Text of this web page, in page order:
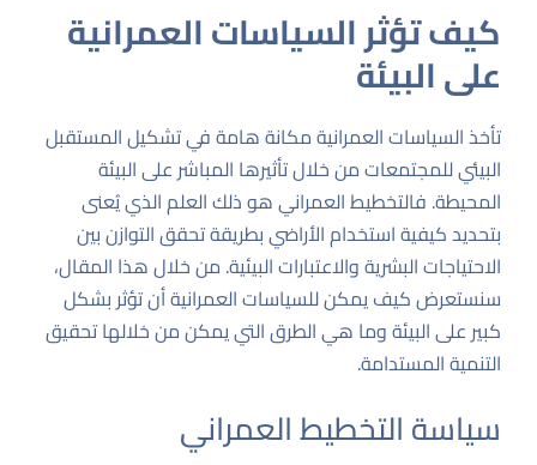
كيف تؤثر السياسات العمرانية
على البيئة
تأخذ السياسات العمرانية مكانة هامة في تشكيل المستقبل
البيئي للمجتمعات من خلال تأثيرها المباشر على البيئة
المحيطة. فالتخطيط العمراني هو ذلك العلم الذي يُعنى
بتحديد كيفية استخدام الأراضي بطريقة تحقق التوازن بين
الاحتياجات البشرية والاعتبارات البيئية. من خلال هذا المقال،
سنستعرض كيف يمكن للسياسات العمرانية أن تؤثر بشكل
كبير على البيئة وما هي الطرق التي يمكن من خلالها تحقيق
التنمية المستدامة.
سياسة التخطيط العمراني